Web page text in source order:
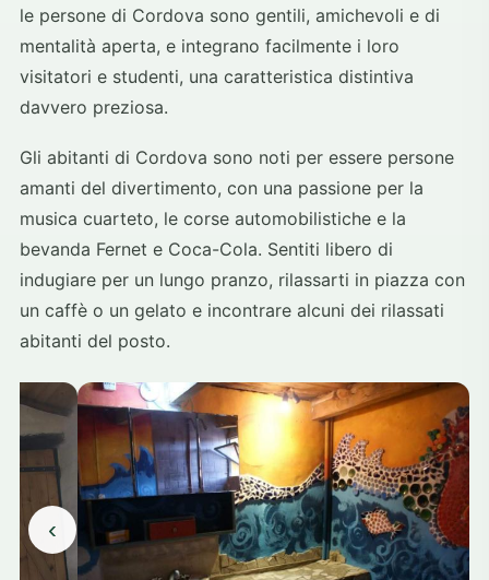
le persone di Cordova sono gentili, amichevoli e di
mentalità aperta, e integrano facilmente i loro
visitatori e studenti, una caratteristica distintiva
davvero preziosa.
Gli abitanti di Cordova sono noti per essere persone
amanti del divertimento, con una passione per la
musica cuarteto, le corse automobilistiche e la
bevanda Fernet e Coca-Cola. Sentiti libero di
indugiare per un lungo pranzo, rilassarti in piazza con
un caffè o un gelato e incontrare alcuni dei rilassati
abitanti del posto.
‹